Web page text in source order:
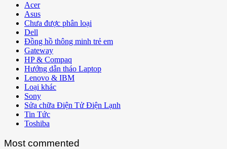
Acer
Asus
Chưa được phân loại
Dell
Đồng hồ thông minh trẻ em
Gateway
HP & Compaq
Hướng dẫn tháo Laptop
Lenovo & IBM
Loại khác
Sony
Sửa chữa Điện Tử Điện Lạnh
Tin Tức
Toshiba
Most commented